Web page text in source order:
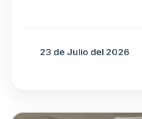
23 de Julio del 2026